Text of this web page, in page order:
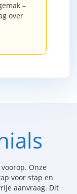
–
over
Onze
voor stap en
aanvraag. Dit